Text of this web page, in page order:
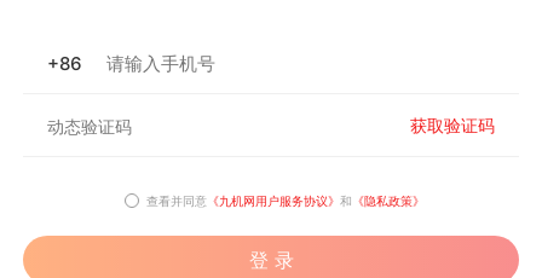
+86
获取验证码
查看并同意 《九机网用户服务协议》 和 《隐私政策》
登 录